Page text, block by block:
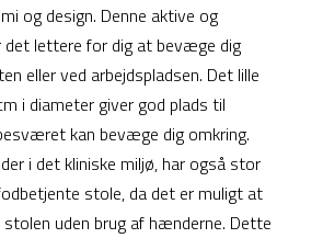
og design. Denne aktive og
det lettere for dig at bevæge dig
eller ved arbejdspladsen. Det lille
i diameter giver god plads til
kan bevæge dig omkring.
i det kliniske miljø, har også stor
stole, da det er muligt at
uden brug af hænderne. Dette